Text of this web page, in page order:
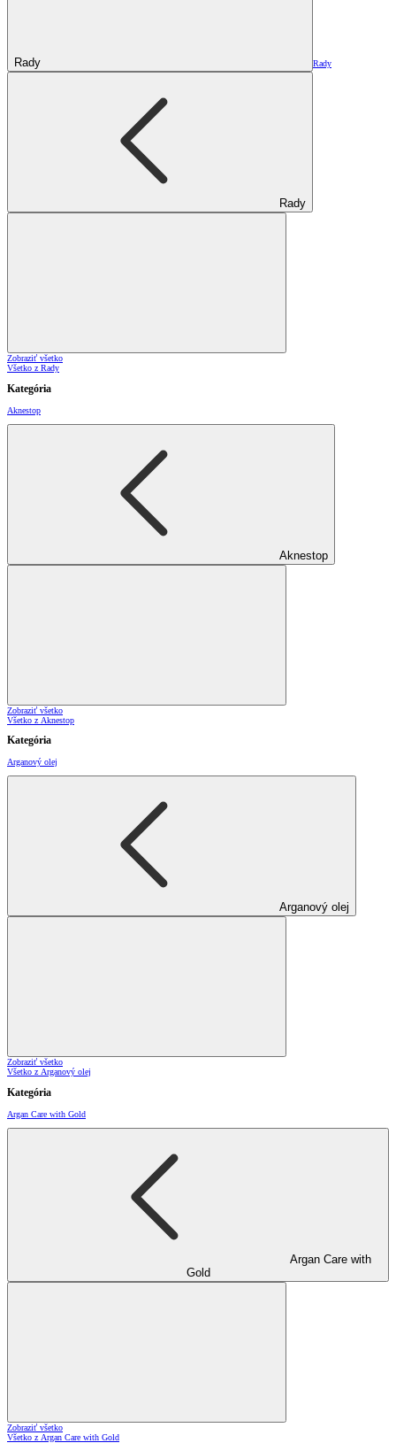
Rady Rady
Rady
Zobraziť všetko
Všetko z Rady
Kategória
Aknestop
Aknestop
Zobraziť všetko
Všetko z Aknestop
Kategória
Arganový olej
Arganový olej
Zobraziť všetko
Všetko z Arganový olej
Kategória
Argan Care with Gold
Argan Care with
Gold
Zobraziť všetko
Všetko z Argan Care with Gold